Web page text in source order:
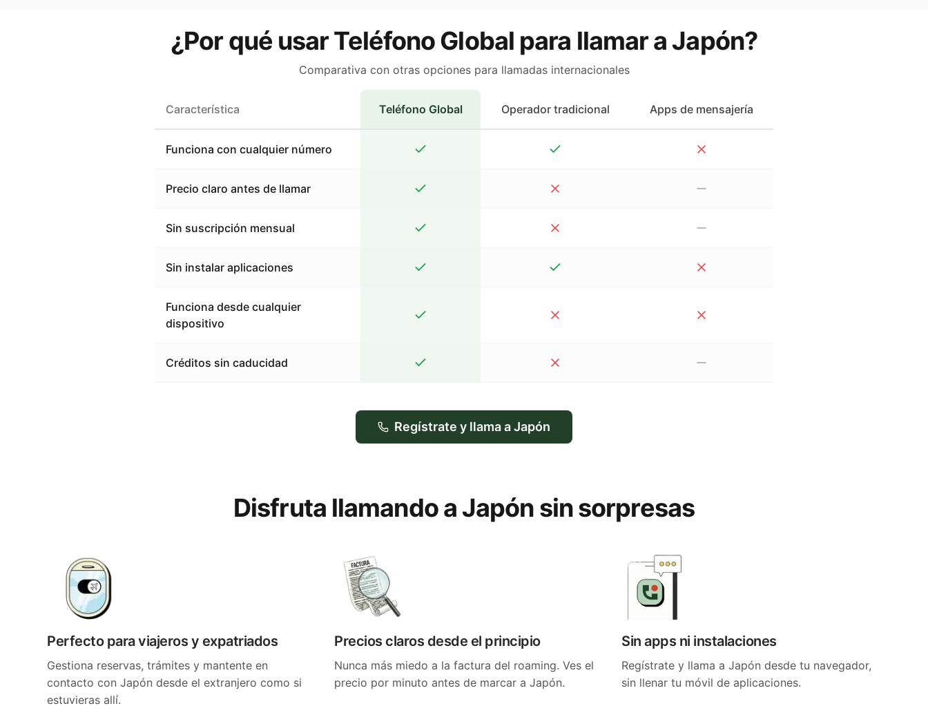
¿Por qué usar Teléfono Global para llamar a Japón?
Comparativa con otras opciones para llamadas internacionales
Característica Teléfono Global Operador tradicional Apps de mensajería
Funciona con cualquier número
Precio claro antes de llamar
Sin suscripción mensual
Sin instalar aplicaciones
Funciona desde cualquier
dispositivo
Créditos sin caducidad
Regístrate y llama a Japón
Disfruta llamando a Japón sin sorpresas
Perfecto para viajeros y expatriados
Gestiona reservas, trámites y mantente en
contacto con Japón desde el extranjero como si
estuvieras allí.
Precios claros desde el principio
Nunca más miedo a la factura del roaming. Ves el
precio por minuto antes de marcar a Japón.
Sin apps ni instalaciones
Regístrate y llama a Japón desde tu navegador,
sin llenar tu móvil de aplicaciones.